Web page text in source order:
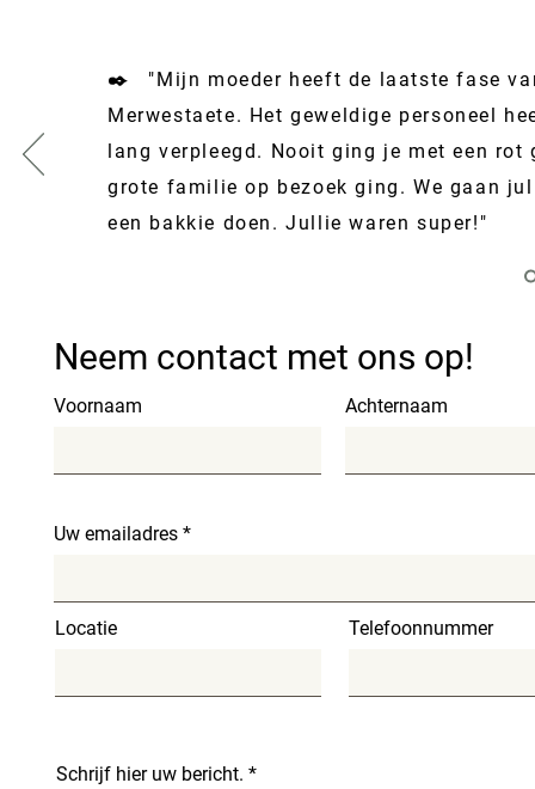
✒️ "Mijn moeder heeft de laatste fase
Merwestaete. Het geweldige personeel
lang verpleegd. Nooit ging je met een
grote familie op bezoek ging. We gaan
een bakkie doen. Jullie waren super!"
Neem contact met ons op!
Voornaam Achternaam
Uw emailadres
Locatie Telefoonnummer
Schrijf hier uw bericht.